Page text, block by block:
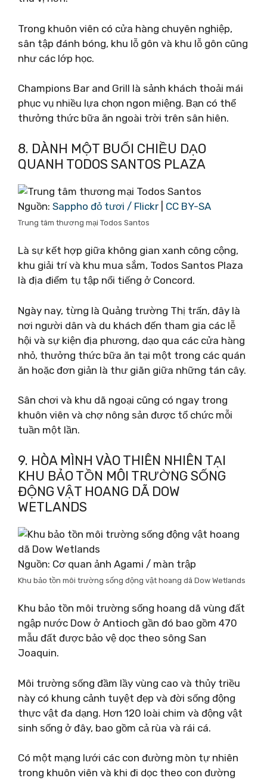
Trong khuôn viên có cửa hàng chuyên nghiệp,
sân tập đánh bóng, khu lỗ gôn và khu lỗ gôn cũng
như các lớp học.
Champions Bar and Grill là sảnh khách thoải mái
phục vụ nhiều lựa chọn ngon miệng. Bạn có thể
thưởng thức bữa ăn ngoài trời trên sân hiên.
8. DÀNH MỘT BUỔI CHIỀU DẠO
QUANH TODOS SANTOS PLAZA
Nguồn: Sappho đỏ tươi / Flickr CC BY-SA
Trung tâm thương mại Todos Santos
Là sự kết hợp giữa không gian xanh công cộng,
khu giải trí và khu mua sắm, Todos Santos Plaza
là địa điểm tụ tập nổi tiếng ở Concord.
Ngày nay, từng là Quảng trường Thị trấn, đây là
nơi người dân và du khách đến tham gia các lễ
hội và sự kiện địa phương, dạo qua các cửa hàng
nhỏ, thưởng thức bữa ăn tại một trong các quán
ăn hoặc đơn giản là thư giãn giữa những tán cây.
Sân chơi và khu dã ngoại cũng có ngay trong
khuôn viên và chợ nông sản được tổ chức mỗi
tuần một lần.
9. HÒA MÌNH VÀO THIÊN NHIÊN TẠI
KHU BẢO TỒN MÔI TRƯỜNG SỐNG
ĐỘNG VẬT HOANG DÃ DOW
WETLANDS
Nguồn: Cơ quan ảnh Agami / màn trập
Khu bảo tồn môi trường sống động vật hoang dã Dow Wetlands
Khu bảo tồn môi trường sống hoang dã vùng đất
ngập nước Dow ở Antioch gần đó bao gồm 470
mẫu đất được bảo vệ dọc theo sông San
Joaquin.
Môi trường sống đầm lầy vùng cao và thủy triều
này có khung cảnh tuyệt đẹp và đời sống động
thực vật đa dạng. Hơn 120 loài chim và động vật
sinh sống ở đây, bao gồm cả rùa và rái cá.
Có một mạng lưới các con đường mòn tự nhiên
trong khuôn viên và khi đi dọc theo con đường